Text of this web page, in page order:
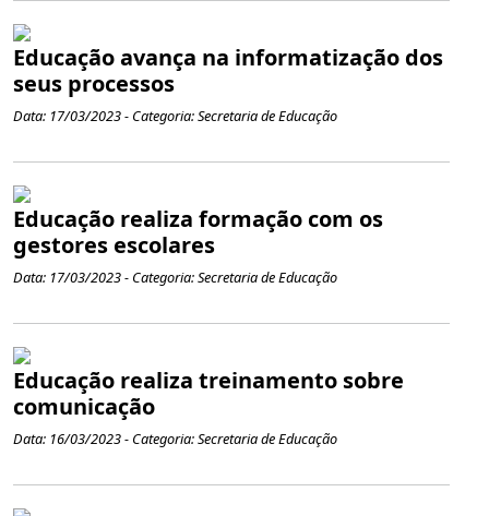
Educação avança na informatização dos
seus processos
Data: 17/03/2023 - Categoria: Secretaria de Educação
Educação realiza formação com os
gestores escolares
Data: 17/03/2023 - Categoria: Secretaria de Educação
Educação realiza treinamento sobre
comunicação
Data: 16/03/2023 - Categoria: Secretaria de Educação